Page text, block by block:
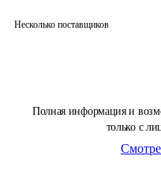
Полная информация и
только с
Несколько поставщиков